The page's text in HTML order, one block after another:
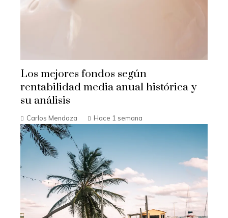
Los mejores fondos según
rentabilidad media anual histórica y
su análisis
Carlos Mendoza Hace 1 semana